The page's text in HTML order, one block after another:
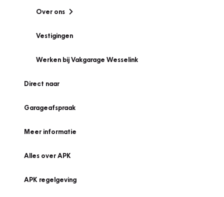
Over ons
Vestigingen
Werken bij Vakgarage Wesselink
Direct naar
Garageafspraak
Meer informatie
Alles over APK
APK regelgeving